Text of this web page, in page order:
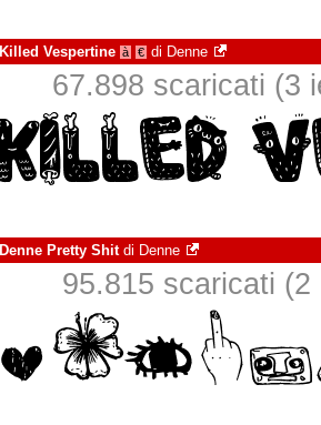
Killed Vespertine à € di Denne
67.898 scaricati (3
Denne Pretty Shitdi Denne
95.815 scaricati (2